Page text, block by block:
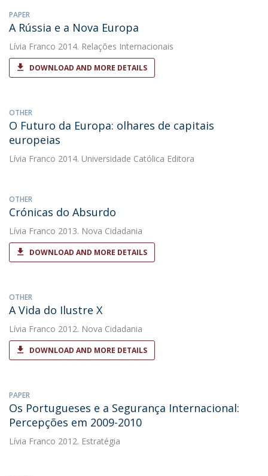
PAPER
A Rússia e a Nova Europa
Lívia Franco 2014. Relações Internacionais
DOWNLOAD AND MORE DETAILS
OTHER
O Futuro da Europa: olhares de capitais
europeias
Lívia Franco 2014. Universidade Católica Editora
OTHER
Crónicas do Absurdo
Lívia Franco 2013. Nova Cidadania
DOWNLOAD AND MORE DETAILS
OTHER
A Vida do Ilustre X
Lívia Franco 2012. Nova Cidadania
DOWNLOAD AND MORE DETAILS
PAPER
Os Portugueses e a Segurança Internacional:
Percepções em 2009-2010
Lívia Franco 2012. Estratégia